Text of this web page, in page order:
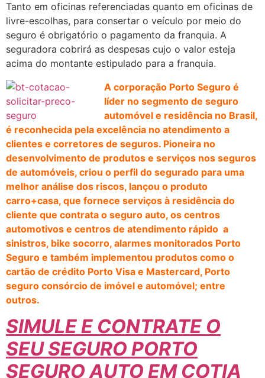
Tanto em oficinas referenciadas quanto em oficinas de
livre-escolhas, para consertar o veículo por meio do
seguro é obrigatório o pagamento da franquia. A
seguradora cobrirá as despesas cujo o valor esteja
acima do montante estipulado para a franquia.
A corporação Porto Seguro é
líder no segmento de seguro
automóvel e residência no Brasil,
é reconhecida pela excelência no atendimento a
clientes e corretores de seguros. Pioneira no
desenvolvimento de produtos e serviços nos seguros
de automóveis, criou o perfil do segurado para uma
melhor análise dos riscos, lançou o produto
carro+casa, que fornece serviços à residência do
cliente que contrata o seguro auto, os centros
automotivos e centros de atendimento rápido a
sinistros, bike socorro, alarmes monitorados Porto
Seguro e também implementou produtos como o
cartão de crédito Porto Visa e Mastercard, Porto
seguro consórcio de imóvel e automóvel; entre
outros.
SIMULE E CONTRATE O
SEU SEGURO PORTO
SEGURO AUTO EM COTIA